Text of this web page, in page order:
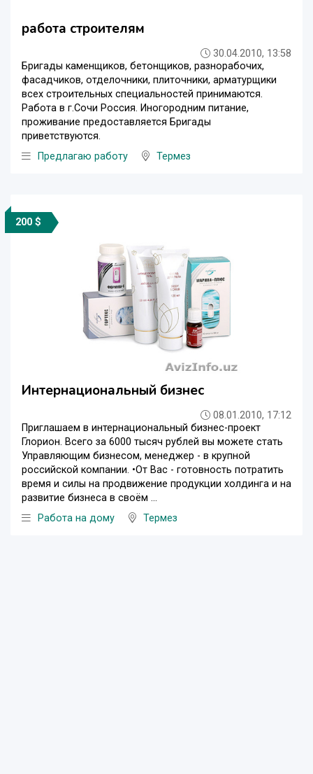
работа строителям
30.04.2010, 13:58
Бригады каменщиков, бетонщиков, разнорабочих,
фасадчиков, отделочники, плиточники, арматурщики
всех строительных специальностей принимаются.
Работа в г.Сочи Россия. Иногородним питание,
проживание предоставляется Бригады
приветствуются.
Предлагаю работу
Термез
200 $
Интернациональный бизнес
08.01.2010, 17:12
Приглашаем в интернациональный бизнес-проект
Глорион. Всего за 6000 тысяч рублей вы можете стать
Управляющим бизнесом, менеджер - в крупной
российской компании. •От Вас - готовность потратить
время и силы на продвижение продукции холдинга и на
развитие бизнеса в своём ...
Работа на дому
Термез